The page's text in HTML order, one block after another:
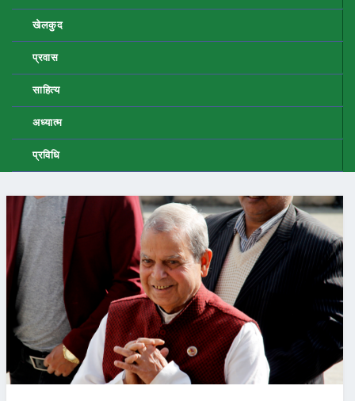
खेलकुद
प्रवास
साहित्य
अध्यात्म
प्रविधि